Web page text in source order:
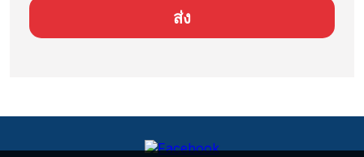
การรับข้อมูลส่วนบุคคล
การใช้ข้อมูลส่วนบุคคล
บริษัทของเราจะใช้ข้อมูลส่วนบุคคลตราบ
ส่ง